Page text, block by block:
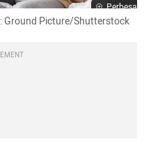
Perbesar
Ground Picture/Shutterstock